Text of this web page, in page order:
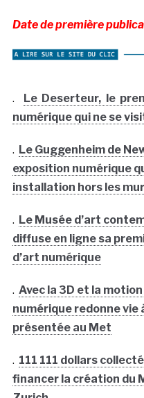
Date de première
. Le Deserteur, le
numérique qui ne se
. Le Guggenheim de
exposition numérique
installation hors les
. Le Musée d’art
diffuse en ligne sa
d’art numérique
. Avec la 3D et la
numérique redonne vie
présentée au Met
. 111 111 dollars
financer la création du